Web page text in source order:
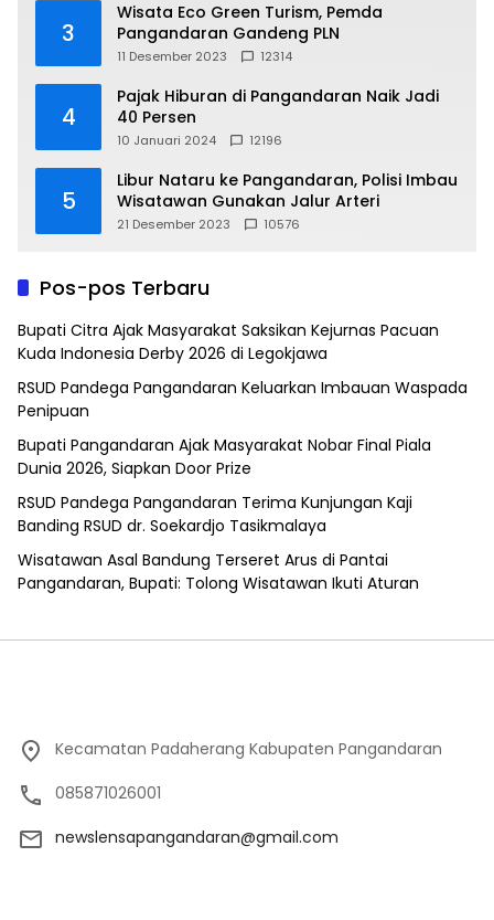
3
Wisata Eco Green Turism, Pemda
Pangandaran Gandeng PLN
11 Desember 2023 12314
4
Pajak Hiburan di Pangandaran Naik Jadi
40 Persen
10 Januari 2024 12196
5
Libur Nataru ke Pangandaran, Polisi Imbau
Wisatawan Gunakan Jalur Arteri
21 Desember 2023 10576
Pos-pos Terbaru
Bupati Citra Ajak Masyarakat Saksikan Kejurnas Pacuan
Kuda Indonesia Derby 2026 di Legokjawa
RSUD Pandega Pangandaran Keluarkan Imbauan Waspada
Penipuan
Bupati Pangandaran Ajak Masyarakat Nobar Final Piala
Dunia 2026, Siapkan Door Prize
RSUD Pandega Pangandaran Terima Kunjungan Kaji
Banding RSUD dr. Soekardjo Tasikmalaya
Wisatawan Asal Bandung Terseret Arus di Pantai
Pangandaran, Bupati: Tolong Wisatawan Ikuti Aturan
Kecamatan Padaherang Kabupaten Pangandaran
085871026001
newslensapangandaran@gmail.com